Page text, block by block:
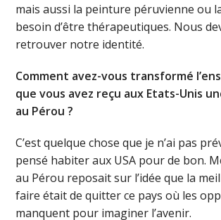
mais aussi la peinture péruvienne ou
besoin d’être thérapeutiques. Nous
retrouver notre identité.
Comment avez-vous transformé
que vous avez reçu aux Etats-Unis
au Pérou ?
C’est quelque chose que je n’ai pas
pensé habiter aux USA pour de bon.
au Pérou reposait sur l’idée que la
faire était de quitter ce pays où les
manquent pour imaginer l’avenir.